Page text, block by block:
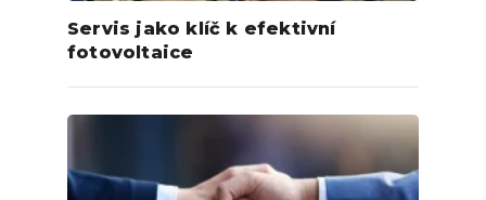
Servis jako klíč k efektivní
fotovoltaice